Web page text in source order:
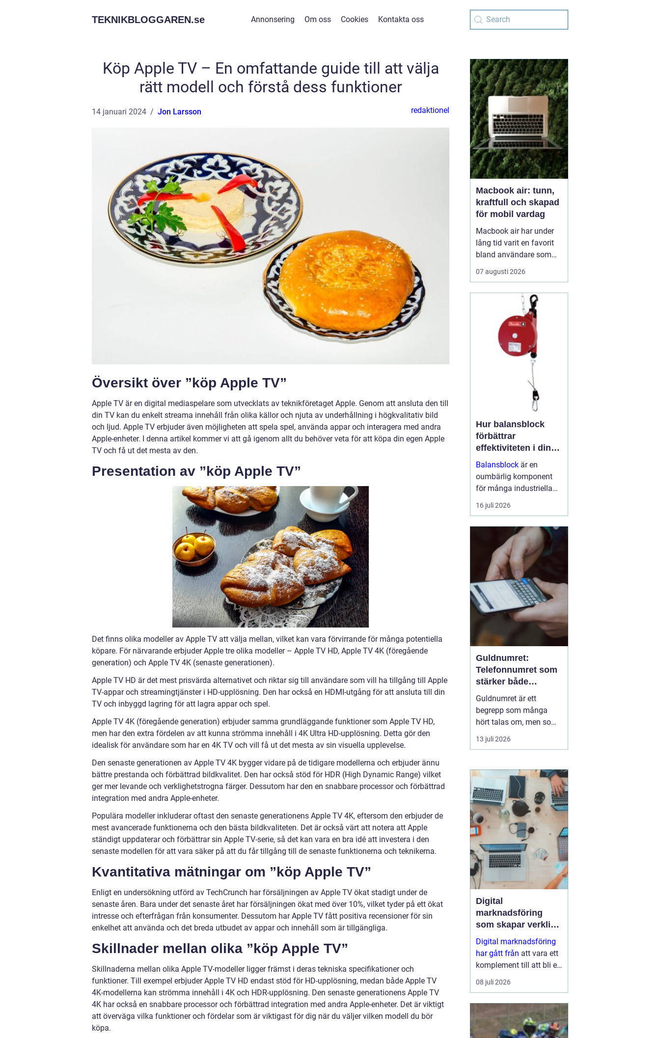
TEKNIKBLOGGAREN.se Annonsering Om oss Cookies Kontakta oss
Köp Apple TV – En omfattande guide till att välja
rätt modell och förstå dess funktioner
14 januari 2024 Jon Larsson redaktionel
Översikt över ”köp Apple TV”
Apple TV är en digital mediaspelare som utvecklats av teknikföretaget Apple. Genom att ansluta den till
din TV kan du enkelt streama innehåll från olika källor och njuta av underhållning i högkvalitativ bild
och ljud. Apple TV erbjuder även möjligheten att spela spel, använda appar och interagera med andra
Apple-enheter. I denna artikel kommer vi att gå igenom allt du behöver veta för att köpa din egen Apple
TV och få ut det mesta av den.
Presentation av ”köp Apple TV”
Det finns olika modeller av Apple TV att välja mellan, vilket kan vara förvirrande för många potentiella
köpare. För närvarande erbjuder Apple tre olika modeller – Apple TV HD, Apple TV 4K (föregående
generation) och Apple TV 4K (senaste generationen).
Apple TV HD är det mest prisvärda alternativet och riktar sig till användare som vill ha tillgång till Apple
TV-appar och streamingtjänster i HD-upplösning. Den har också en HDMI-utgång för att ansluta till din
TV och inbyggd lagring för att lagra appar och spel.
Apple TV 4K (föregående generation) erbjuder samma grundläggande funktioner som Apple TV HD,
men har den extra fördelen av att kunna strömma innehåll i 4K Ultra HD-upplösning. Detta gör den
idealisk för användare som har en 4K TV och vill få ut det mesta av sin visuella upplevelse.
Den senaste generationen av Apple TV 4K bygger vidare på de tidigare modellerna och erbjuder ännu
bättre prestanda och förbättrad bildkvalitet. Den har också stöd för HDR (High Dynamic Range) vilket
ger mer levande och verklighetstrogna färger. Dessutom har den en snabbare processor och förbättrad
integration med andra Apple-enheter.
Populära modeller inkluderar oftast den senaste generationens Apple TV 4K, eftersom den erbjuder de
mest avancerade funktionerna och den bästa bildkvaliteten. Det är också värt att notera att Apple
ständigt uppdaterar och förbättrar sin Apple TV-serie, så det kan vara en bra idé att investera i den
senaste modellen för att vara säker på att du får tillgång till de senaste funktionerna och teknikerna.
Kvantitativa mätningar om ”köp Apple TV”
Enligt en undersökning utförd av TechCrunch har försäljningen av Apple TV ökat stadigt under de
senaste åren. Bara under det senaste året har försäljningen ökat med över 10%, vilket tyder på ett ökat
intresse och efterfrågan från konsumenter. Dessutom har Apple TV fått positiva recensioner för sin
enkelhet att använda och det breda utbudet av appar och innehåll som är tillgängliga.
Skillnader mellan olika ”köp Apple TV”
Skillnaderna mellan olika Apple TV-modeller ligger främst i deras tekniska specifikationer och
funktioner. Till exempel erbjuder Apple TV HD endast stöd för HD-upplösning, medan både Apple TV
4K-modellerna kan strömma innehåll i 4K och HDR-upplösning. Den senaste generationens Apple TV
4K har också en snabbare processor och förbättrad integration med andra Apple-enheter. Det är viktigt
att överväga vilka funktioner och fördelar som är viktigast för dig när du väljer vilken modell du bör
köpa.
Macbook air: tunn,
kraftfull och skapad
för mobil vardag
Macbook air har under
lång tid varit en favorit
bland användare som
vill ha en lätt, smidig och
ändå kraftfull dator för
generationen har apple
tagit steget ännu längre
med sina
egenutvecklade m2, m3,
07 augusti 2026
Hur balansblock
förbättrar
effektiviteten i din
arbetsmiljö
Balansblock är en
oumbärlig komponent
för många industriella
och hantverksrelaterade
miljöer. De hjälper till att
16 juli 2026
Guldnumret:
Telefonnumret som
stärker både
varumärke och
vardag
Guldnumret är ett
begrepp som många
hört talas om, men som
färre har funderat
igenom strategiskt. Med
och ofta symmetriskt
telefonnummer kan
både företag och
privatpersoner göra
kommuni...
13 juli 2026
Digital
marknadsföring
som skapar verkliga
resultat
Digital marknadsföring
har gått från att vara ett
komplement till att bli en
central del i hur företag
växer, bygger förtroende
08 juli 2026